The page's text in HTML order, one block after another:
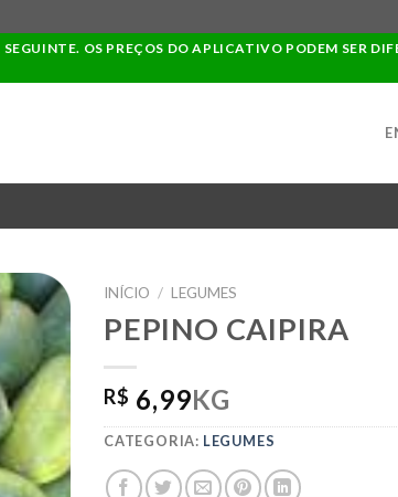
OS PREÇOS DO APLICATIVO PODEM SER
DE
INÍCIO / LEGUMES
PEPINO CAIPIRA
R$ 6,99KG
CATEGORIA: LEGUMES